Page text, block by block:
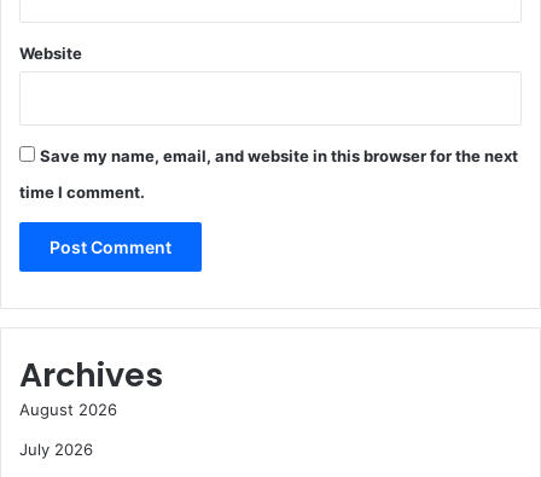
Website
Save my name, email, and website in this browser for the next
time I comment.
Archives
August 2026
July 2026